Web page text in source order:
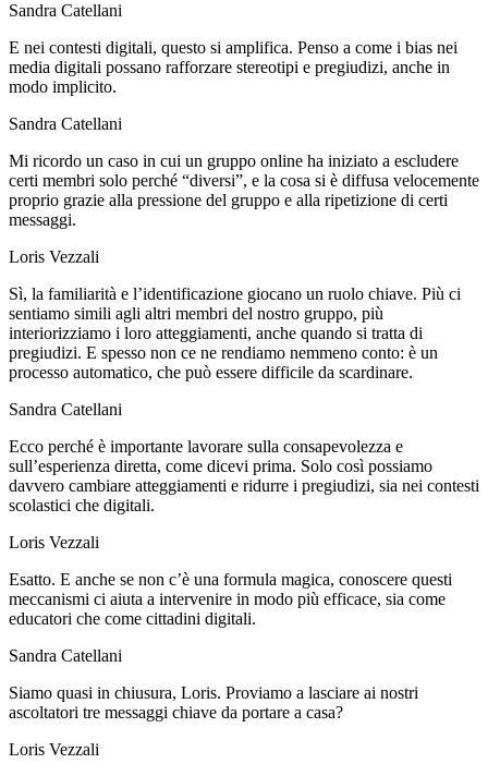
Sandra Catellani
E nei contesti digitali, questo si amplifica. Penso a come i bias nei
media digitali possano rafforzare stereotipi e pregiudizi, anche in
modo implicito.
Sandra Catellani
Mi ricordo un caso in cui un gruppo online ha iniziato a escludere
certi membri solo perché “diversi”, e la cosa si è diffusa velocemente
proprio grazie alla pressione del gruppo e alla ripetizione di certi
messaggi.
Loris Vezzali
Sì, la familiarità e l’identificazione giocano un ruolo chiave. Più ci
sentiamo simili agli altri membri del nostro gruppo, più
interiorizziamo i loro atteggiamenti, anche quando si tratta di
pregiudizi. E spesso non ce ne rendiamo nemmeno conto: è un
processo automatico, che può essere difficile da scardinare.
Sandra Catellani
Ecco perché è importante lavorare sulla consapevolezza e
sull’esperienza diretta, come dicevi prima. Solo così possiamo
davvero cambiare atteggiamenti e ridurre i pregiudizi, sia nei contesti
scolastici che digitali.
Loris Vezzali
Esatto. E anche se non c’è una formula magica, conoscere questi
meccanismi ci aiuta a intervenire in modo più efficace, sia come
educatori che come cittadini digitali.
Sandra Catellani
Siamo quasi in chiusura, Loris. Proviamo a lasciare ai nostri
ascoltatori tre messaggi chiave da portare a casa?
Loris Vezzali